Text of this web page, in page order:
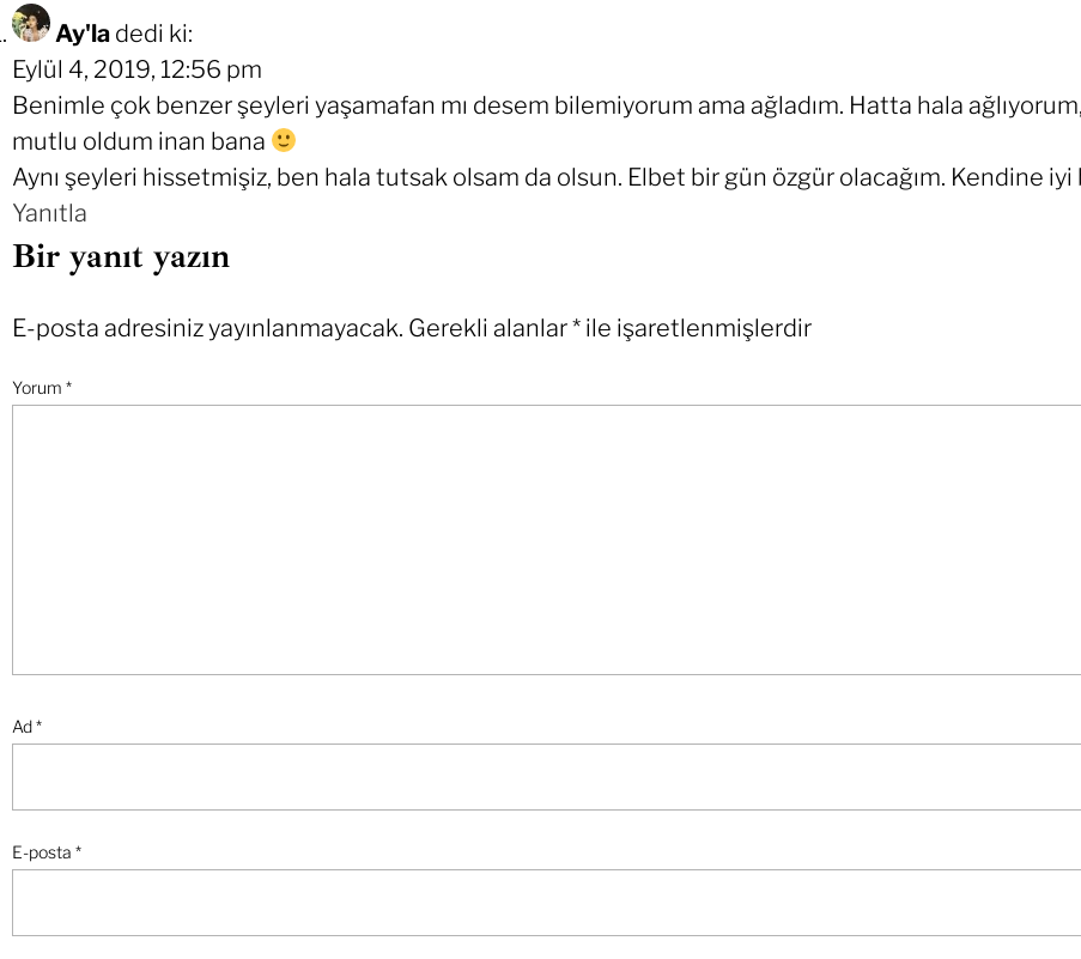
Ay'la dedi ki:
Eylül 4, 2019, 12:56 pm
Benimle çok benzer şeyleri yaşamafan mı desem bilemiyorum ama ağladım. Hatta hala
mutlu oldum inan bana
Aynı şeyleri hissetmişiz, ben hala tutsak olsam da olsun. Elbet bir gün özgür olacağım. Kendine iyi
Yanıtla
Bir yanıt yazın
E-posta adresiniz yayınlanmayacak. Gerekli alanlar* ile işaretlenmişlerdir
Yorum *
Ad*
E-posta *